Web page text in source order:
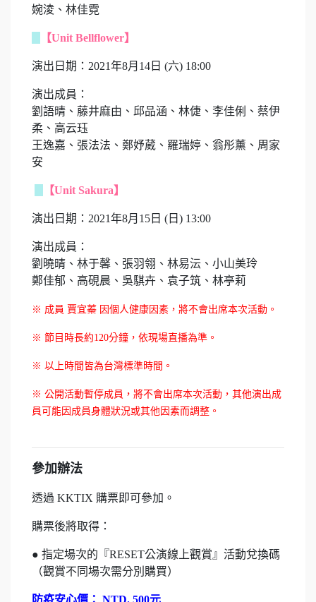
婉淩、林佳霓
【Unit Bellflower】
演出日期：2021年8月14日 (六) 18:00
演出成員：
劉語晴、藤井麻由、邱品涵、林倢、李佳俐、蔡伊
柔、高云珏
王逸嘉、張法法、鄭妤葳、羅瑞婷、翁彤薰、周家
安
【Unit Sakura】
演出日期：2021年8月15日 (日) 13:00
演出成員：
劉曉晴、林于馨、張羽翎、林易沄、小山美玲
鄭佳郁、高硯晨、吳騏卉、袁子筑、林亭莉
※ 成員 賈宜蓁 因個人健康因素，將不會出席本次活動。
※ 節目時長約120分鐘，依現場直播為準。
※ 以上時間皆為台灣標準時間。
※ 公開活動暫停成員，將不會出席本次活動，其他演出成
員可能因成員身體狀況或其他因素而調整。
參加辦法
透過 KKTIX 購票即可參加。
購票後將取得：
● 指定場次的『RESET公演線上觀賞』活動兌換碼
（觀賞不同場次需分別購買）